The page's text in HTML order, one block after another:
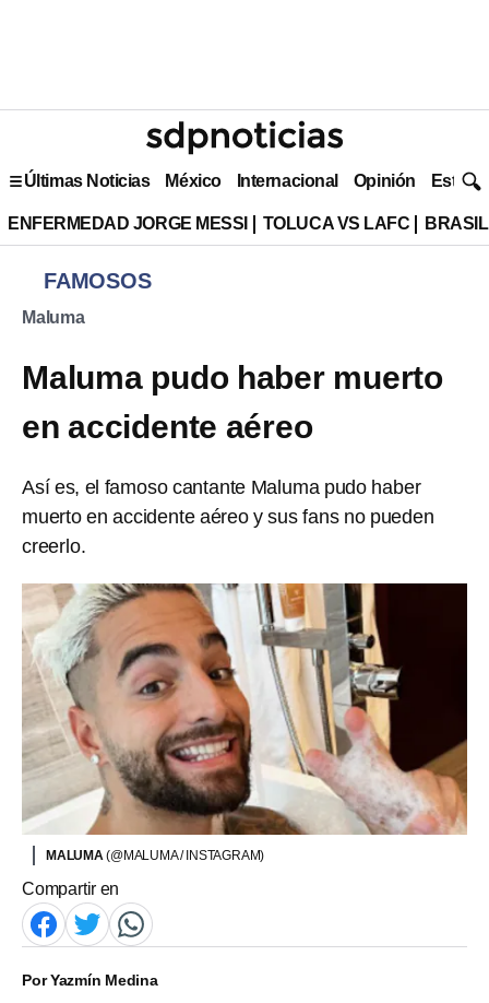
Últimas Noticias México Internacional Opinión Estilo
ENFERMEDAD JORGE MESSI TOLUCA VS LAFC
FAMOSOS
Maluma
Maluma pudo haber muerto
en accidente aéreo
Así es, el famoso cantante Maluma pudo haber
muerto en accidente aéreo y sus fans no pueden
creerlo.
MALUMA(@MALUMA / INSTAGRAM)
Compartir en
PorYazmín Medina